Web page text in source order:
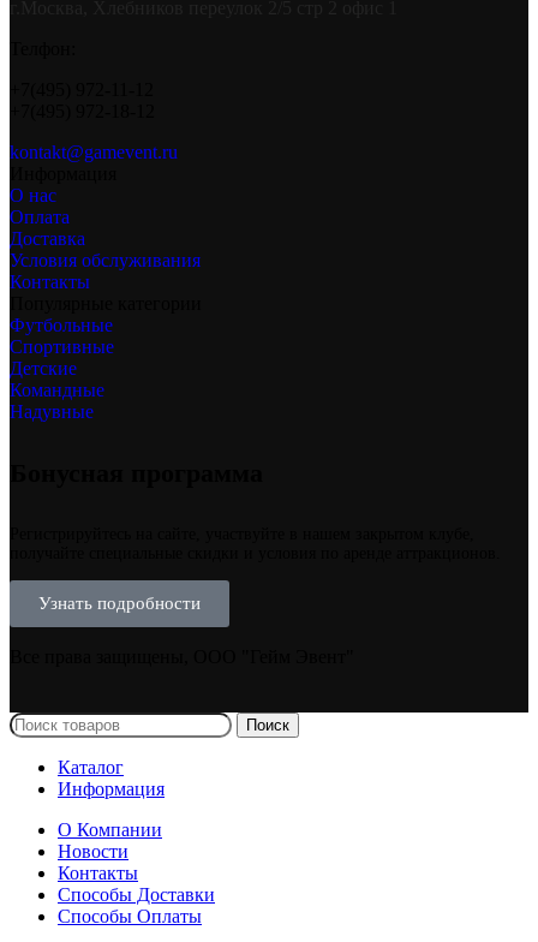
kontakt@gamevent.ru
О нас
Оплата
Доставка
Условия обслуживания
Контакты
Футбольные
Спортивные
Детские
Командные
Надувные
Узнать подробности
Поиск
Каталог
Информация
О Компании
Новости
Контакты
Способы Доставки
Способы Оплаты